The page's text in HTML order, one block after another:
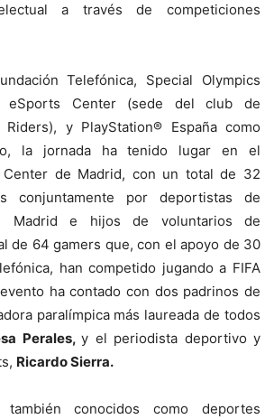
a través de competiciones
Telefónica, Special Olympics
eSports Center (sede del club de
y PlayStation® España como
la jornada ha tenido lugar en el
Center de Madrid, con un total de 32
conjuntamente por deportistas de
Madrid e hijos de voluntarios de
de 64 gamers que, con el apoyo de 30
han competido jugando a FIFA
ha contado con dos padrinos de
paralímpica más laureada de todos
Perales, y el periodista deportivo y
Ricardo Sierra.
conocidos como deportes